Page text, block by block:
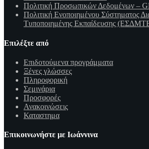
Πολιτική Προσωπικών Δεδομένων –
Πολιτική Ενοποιημένου Σύστηματος
Τυποποιημένης Εκπαίδευσης
Επιλέξτε από
Επιδοτούμενα προγράμματα
Ξένες γλώσσες
Πληροφορική
Σεμινάρια
Προσφορές
Ανακοινώσεις
Καταστημα
Επικοινωνήστε με Ιωάννινα